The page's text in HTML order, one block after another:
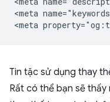
<meta
Tin tặc sử dụng thay
Rất có thể bạn sẽ